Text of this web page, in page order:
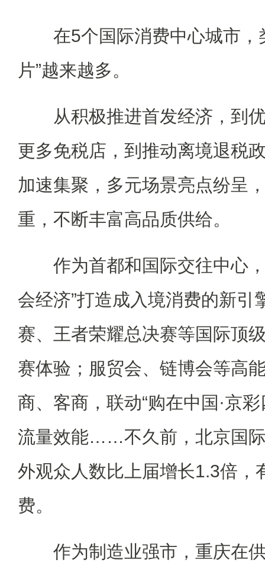
在5个国际消费中心城市，
片”越来越多。
从积极推进首发经济，到优
更多免税店，到推动离境退
加速集聚，多元场景亮点纷呈
重，不断丰富高品质供给。
作为首都和国际交往中心，
会经济”打造成入境消费的新引
赛、王者荣耀总决赛等国际顶
赛体验；服贸会、链博会等高
商、客商，联动“购在中国·京
流量效能……不久前，北京国
外观众人数比上届增长1.3倍，
费。
作为制造业强市，重庆在供